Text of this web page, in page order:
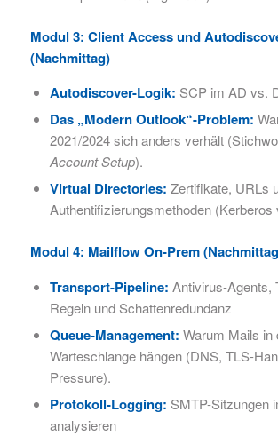
Modul 3: Client Access und
(Nachmittag)
Autodiscover-Logik: SCP im AD vs.
Das „Modern Outlook“-Problem:
2021/2024 sich anders verhält
Account Setup).
Virtual Directories: Zertifikate, URLs
Authentifizierungsmethoden (Kerberos
Modul 4: Mailflow On-Prem
Transport-Pipeline: Antivirus-Agents,
Regeln und Schattenredundanz
Queue-Management: Warum Mails in
Warteschlange hängen (DNS, TLS-
Pressure).
Protokoll-Logging: SMTP-Sitzungen
analysieren